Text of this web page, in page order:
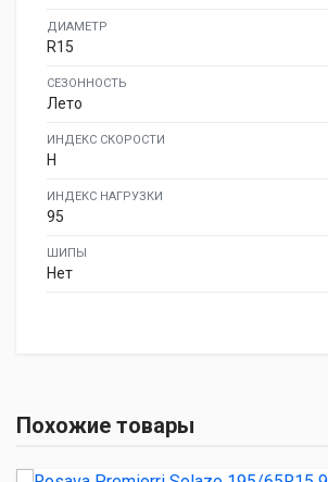
ДИАМЕТР
R15
СЕЗОННОСТЬ
Лето
ИНДЕКС СКОРОСТИ
H
ИНДЕКС НАГРУЗКИ
95
ШИПЫ
Нет
Похожие товары